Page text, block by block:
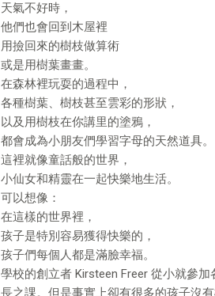
天氣不好時，
他們也會回到木屋裡
用撿回來的樹枝做算術
或是用樹葉畫畫。
在森林裡玩耍的過程中，
各種樹葉、樹枝甚至雲彩的形狀，
以及用樹枝在你講里的塗鴉，
都會成為小朋友們學習字母的天然道具。
這裡就像童話般的世界，
小仙女和精靈在一起快樂地生活。
可以想像：
在這樣的世界裡，
孩子是特別容易獲得快樂的，
孩子們每個人都是滿臉幸福。
學校的創立者 Kirsteen Freer 從小就參
長之課。但是事實上卻有很多的孩子沒